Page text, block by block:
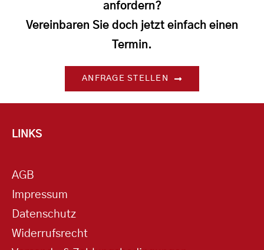
anfordern?
Vereinbaren Sie doch jetzt einfach einen
Termin.
ANFRAGE STELLEN
LINKS
AGB
Impressum
Datenschutz
Widerrufsrecht